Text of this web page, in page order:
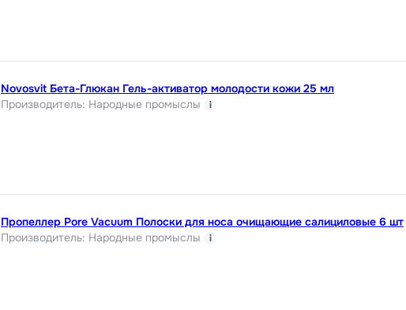
Novosvit Бета-Глюкан Гель-активатор молодости кожи 25 мл
Производитель: Народные промыслы i
Пропеллер Pore Vacuum Полоски для носа очищающие салициловые 6 шт
Производитель: Народные промыслы i